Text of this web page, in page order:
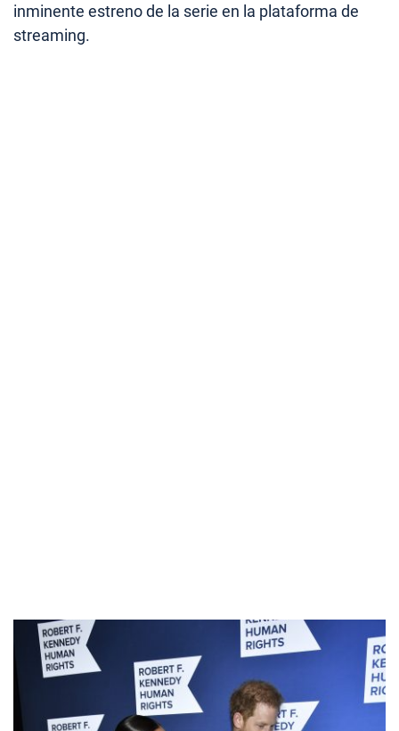
inminente estreno de la serie en la plataforma de
streaming.